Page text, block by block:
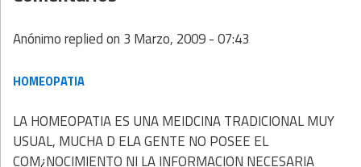
Anónimoreplied on 3 Marzo, 2009 - 07:43
HOMEOPATIA
LA HOMEOPATIA ES UNA MEIDCINA TRADICIONAL MUY
USUAL, MUCHA D ELA GENTE NO POSEE EL
COM¿NOCIMIENTO NI LA INFORMACION NECESARIA